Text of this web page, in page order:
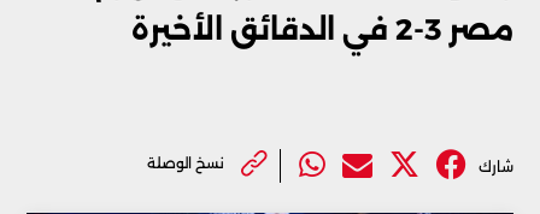
مصر 3-2 في الدقائق الأخيرة
شارك نسخ الوصلة